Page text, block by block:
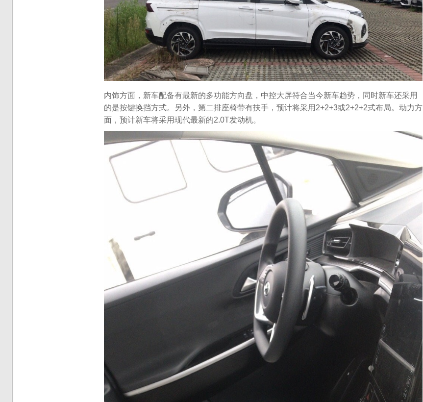
内饰方面，新车配备有最新的多功能方向盘，中控大屏符合当今新车趋势，同时新车还采用
的是按键换挡方式。另外，第二排座椅带有扶手，预计将采用2+2+3或2+2+2式布局。动力方
面，预计新车将采用现代最新的2.0T发动机。